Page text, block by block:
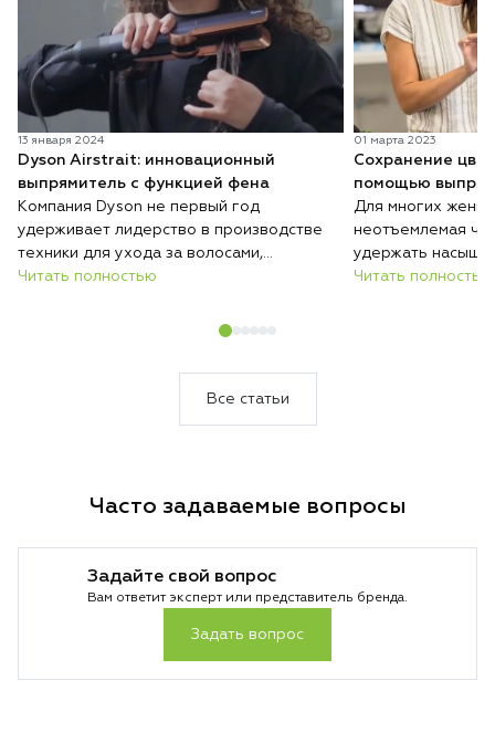
13 января 2024
Dyson Airstrait: инновационный
выпрямитель с функцией фена
Компания Dyson не первый год
удерживает лидерство в производстве
техники для ухода за волосами,
постоянно удивляя пользователей
марки тщательно тестируется,
как фен Supersonic, футуристический
Читать полностью
01 марта 2023
Сохранение
помощью
Для многих
неотъемлемая
удержать
просто.
Читать полностью
Все статьи
Часто задаваемые вопросы
Задайте свой вопрос
Вам ответит эксперт или представитель бренда.
Задать вопрос